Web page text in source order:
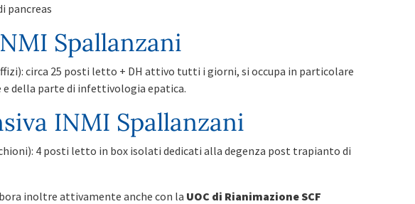
pancreas
Spallanzani
circa 25 posti letto + DH attivo tutti i giorni, si occupa in particolare
e della parte di infettivologia epatica.
INMI Spallanzani
4 posti letto in box isolati dedicati alla degenza post trapianto di
inoltre attivamente anche con la UOC di Rianimazione SCF